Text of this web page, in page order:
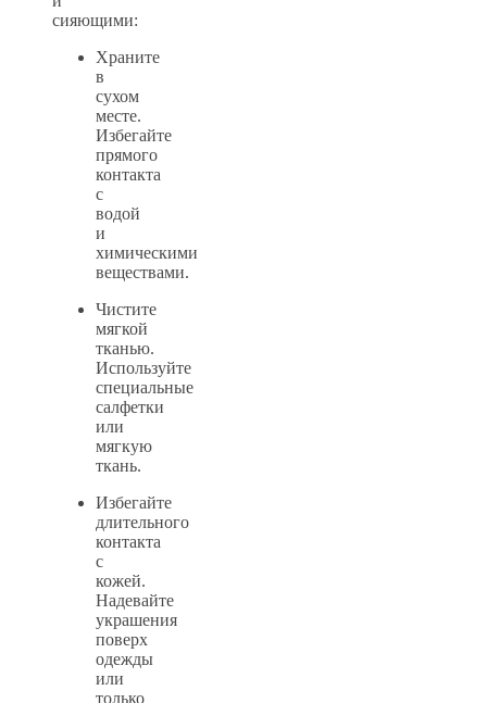
сияющими:
Храните
в
сухом
месте.
Избегайте
прямого
контакта
с
водой
и
химическими
веществами.
Чистите
мягкой
тканью.
Используйте
специальные
салфетки
или
мягкую
ткань.
Избегайте
длительного
контакта
с
кожей.
Надевайте
украшения
поверх
одежды
или
только